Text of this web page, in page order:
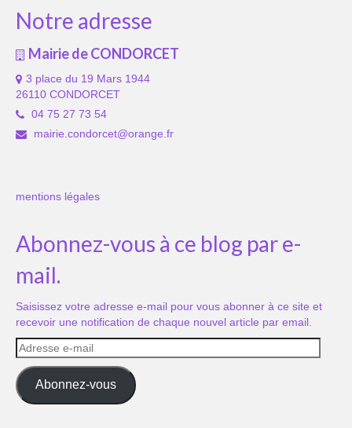
Notre adresse
Mairie de CONDORCET
3 place du 19 Mars 1944
26110 CONDORCET
04 75 27 73 54
mairie.condorcet@orange.fr
mentions légales
Abonnez-vous à ce blog par e-
mail.
Saisissez votre adresse e-mail pour vous abonner à ce site et
recevoir une notification de chaque nouvel article par email.
Adresse
e-
mail
Abonnez-vous